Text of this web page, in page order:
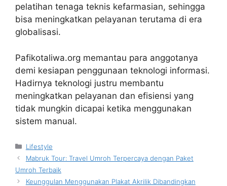
pelatihan tenaga teknis kefarmasian, sehingga
bisa meningkatkan pelayanan terutama di era
globalisasi.
Pafikotaliwa.org memantau para anggotanya
demi kesiapan penggunaan teknologi informasi.
Hadirnya teknologi justru membantu
meningkatkan pelayanan dan efisiensi yang
tidak mungkin dicapai ketika menggunakan
sistem manual.
Kategori
Lifestyle
Mabruk Tour: Travel Umroh Terpercaya dengan Paket
Umroh Terbaik
Keunggulan Menggunakan Plakat Akrilik Dibandingkan